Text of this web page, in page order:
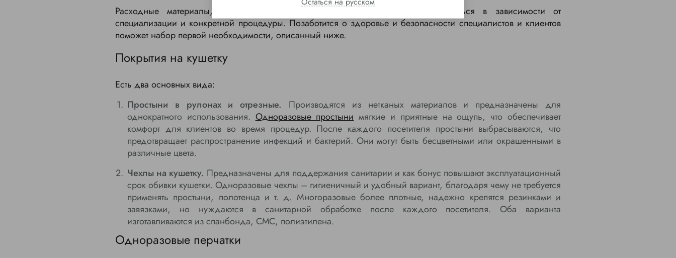
Расходные материалы, применяемые в работе косметолога могут варьироваться в зависимости от
специализации и конкретной процедуры. Позаботится о здоровье и безопасности специалистов и клиентов
поможет набор первой необходимости, описанный ниже.
Покрытия на кушетку
Есть два основных вида:
Простыни в рулонах и отрезные. Производятся из нетканых материалов и предназначены для
однократного использования. Одноразовые простыни мягкие и приятные на ощупь, что обеспечивает
комфорт для клиентов во время процедур. После каждого посетителя простыни выбрасываются, что
предотвращает распространение инфекций и бактерий. Они могут быть бесцветными или окрашенными в
различные цвета.
Чехлы на кушетку. Предназначены для поддержания санитарии и как бонус повышают эксплуатационный
срок обивки кушетки. Одноразовые чехлы – гигиеничный и удобный вариант, благодаря чему не требуется
применять простыни, полотенца и т. д. Многоразовые более плотные, надежно крепятся резинками и
завязками, но нуждаются в санитарной обработке после каждого посетителя. Оба варианта
изготавливаются из спанбонда, СМС, полиэтилена.
Одноразовые перчатки